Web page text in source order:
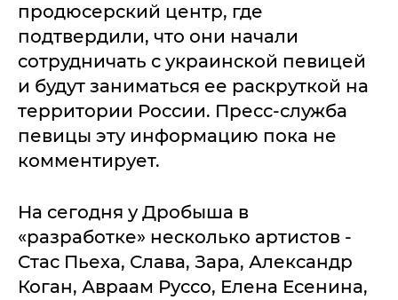
продюсерский центр, где
подтвердили, что они начали
сотрудничать с украинской певицей
и будут заниматься ее раскруткой на
территории России. Пресс-служба
певицы эту информацию пока не
комментирует.
На сегодня у Дробыша в
«разработке» несколько артистов -
Стас Пьеха, Слава, Зара, Александр
Коган, Авраам Руссо, Елена Есенина,